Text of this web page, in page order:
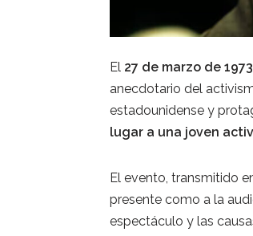
El 27 de marzo de 1973
anecdotario del
estadounidense y
lugar a una joven
El evento, transmitido
presente como a la
espectáculo y las